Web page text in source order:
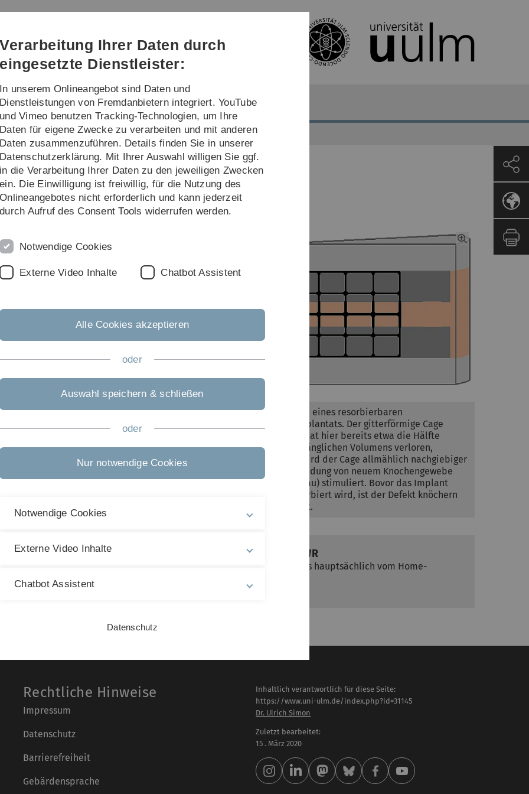
Direkt
Direkt
Direkt
(Sprache,
Drucken,
Social
Direkt
Direkt
Lehre Informationen
UZWR
resorbierbarer Implantate erweitert.
soll in den nächsten Jahren so erweitert werden,
Legierungen simuliert und optimiert werden
schon sehr vielversprechend. In den nächsten
zwischen Implantatabbau und Knochenaufbau noch
Simulation eines resorbierbaren
Fusionsimplantats. Der gitterförmige Cage
(schwarz) hat hier bereits etwa die Hälfte
seines anfänglichen Volumens verloren,
dadurch wird der Cage allmählich nachgiebiger
und die Bildung von neuem Knochengewebe
(dunkel grau) stimuliert. Bovor das Implant
völlig resorbiert wird, ist der Defekt knöchern
überbrückt.
ACHTUNG: Home-Office im UZWR
Wir sind weiter für Sie da, allerdings hauptsächlich vom Home-
veröffentlicht am: 13. März 2020
Rechtliche Hinweise
Impressum
Datenschutz
Barrierefreiheit
Gebärdensprache
Inhaltlich verantwortlich für diese Seite:
https://www.uni-ulm.de/index.php?id=31145
Dr. Ulrich Simon
Zuletzt bearbeitet:
15 . März 2020
Verarbeitung Ihrer Daten durch
eingesetzte Dienstleister:
In unserem Onlineangebot sind Daten und
Dienstleistungen von Fremdanbietern integriert. YouTube
und Vimeo benutzen Tracking-Technologien, um Ihre
Daten für eigene Zwecke zu verarbeiten und mit anderen
Daten zusammenzuführen. Details finden Sie in unserer
Datenschutzerklärung. Mit Ihrer Auswahl willigen Sie ggf.
in die Verarbeitung Ihrer Daten zu den jeweiligen Zwecken
ein. Die Einwilligung ist freiwillig, für die Nutzung des
Onlineangebotes nicht erforderlich und kann jederzeit
durch Aufruf des Consent Tools widerrufen werden.
Notwendige Cookies
Externe Video Inhalte Chatbot Assistent
Alle Cookies akzeptieren
oder
Auswahl speichern & schließen
oder
Nur notwendige Cookies
Notwendige Cookies
Externe Video Inhalte
Chatbot Assistent
Datenschutz